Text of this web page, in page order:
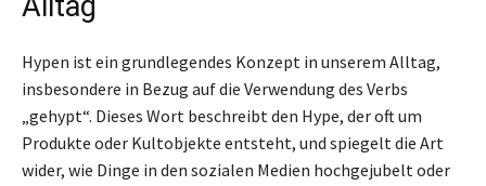
Hypen ist ein grundlegendes Konzept in unserem Alltag,
insbesondere in Bezug auf die Verwendung des Verbs
„gehypt“. Dieses Wort beschreibt den Hype, der oft um
Produkte oder Kultobjekte entsteht, und spiegelt die Art
wider, wie Dinge in den sozialen Medien hochgejubelt oder